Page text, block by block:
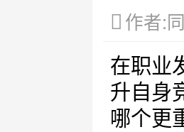
作者:
在职业
升自身
哪个更